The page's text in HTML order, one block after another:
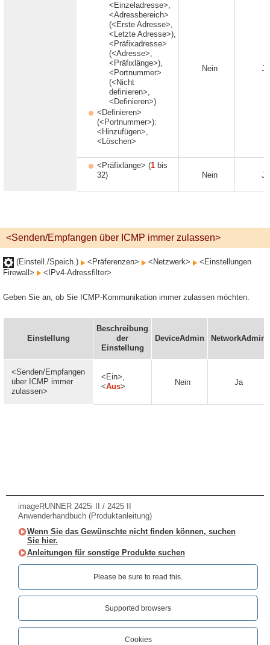
<Einzeladresse>,
<Adressbereich>
(<Erste Adresse>,
<Letzte Adresse>),
<Präfixadresse>
(<Adresse>,
<Präfixlänge>),
<Portnummer>
(<Nicht
definieren>,
<Definieren>)
<Definieren>
(<Portnummer>):
<Hinzufügen>,
<Löschen>
Nein Ja
<Präfixlänge> (1 bis
32)
Nein Ja
<Senden/Empfangen über ICMP immer zulassen>
(Einstell./Speich.) <Präferenzen> <Netzwerk>
<Einstellungen
Firewall>
<IPv4-Adressfilter>
Geben Sie an, ob Sie ICMP-Kommunikation immer zulassen möchten.
Einstellung
Beschreibung
der
Einstellung
DeviceAdmin NetworkAdmin
<Senden/Empfangen
über ICMP immer
zulassen>
<Ein>,
<Aus> Nein Ja
imageRUNNER 2425i II / 2425 II
Anwenderhandbuch (Produktanleitung)
Wenn Sie das Gewünschte nicht finden können, suchen
Sie hier.
Anleitungen für sonstige Produkte suchen
Please be sure to read this.‎
Supported browsers
Cookies